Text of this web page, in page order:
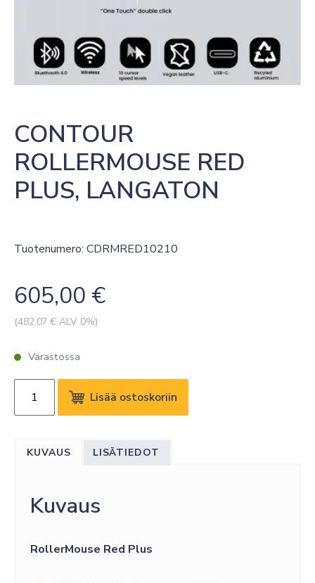
CONTOUR
ROLLERMOUSE RED
PLUS, LANGATON
Tuotenumero: CDRMRED10210
605,00 €
(482.07 € ALV 0%)
Varastossa
CONTOUR
ROLLERMOUSE
LANGATON
Lisää ostoskoriin
KUVAUS LISÄTIEDOT
Kuvaus
RollerMouse Red Plus